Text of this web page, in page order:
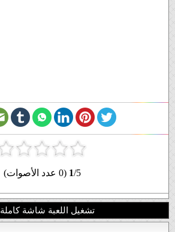
1/5 (0 عدد الأصوات)
تشغيل اللعبة شاشة كاملة